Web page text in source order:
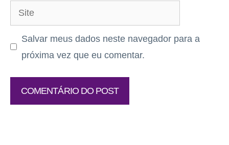
Site
Salvar meus dados neste navegador para a
próxima vez que eu comentar.